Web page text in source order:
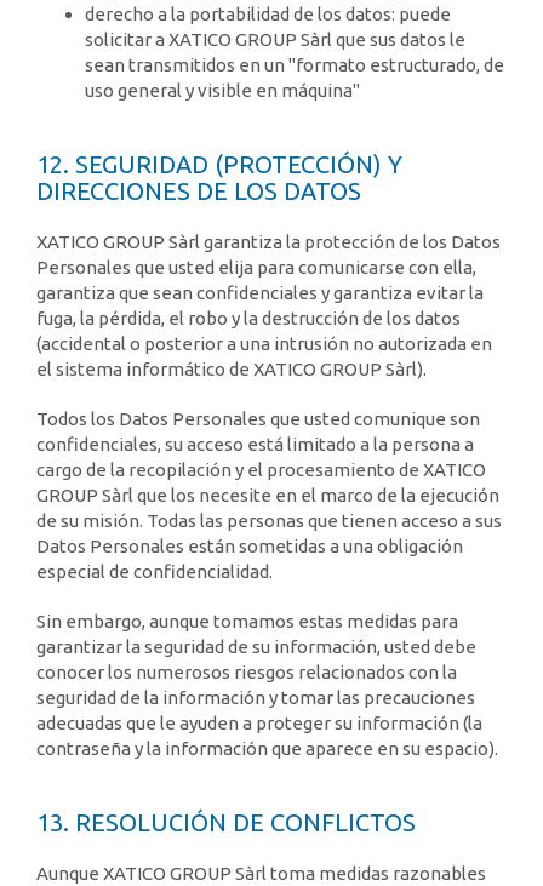
derecho a la portabilidad de los datos: puede
solicitar a XATICO GROUP Sàrl que sus datos le
sean transmitidos en un "formato estructurado, de
uso general y visible en máquina"
12. SEGURIDAD (PROTECCIÓN) Y
DIRECCIONES DE LOS DATOS
XATICO GROUP Sàrl garantiza la protección de los Datos
Personales que usted elija para comunicarse con ella,
garantiza que sean confidenciales y garantiza evitar la
fuga, la pérdida, el robo y la destrucción de los datos
(accidental o posterior a una intrusión no autorizada en
el sistema informático de XATICO GROUP Sàrl).
Todos los Datos Personales que usted comunique son
confidenciales, su acceso está limitado a la persona a
cargo de la recopilación y el procesamiento de XATICO
GROUP Sàrl que los necesite en el marco de la ejecución
de su misión. Todas las personas que tienen acceso a sus
Datos Personales están sometidas a una obligación
especial de confidencialidad.
Sin embargo, aunque tomamos estas medidas para
garantizar la seguridad de su información, usted debe
conocer los numerosos riesgos relacionados con la
seguridad de la información y tomar las precauciones
adecuadas que le ayuden a proteger su información (la
contraseña y la información que aparece en su espacio).
13. RESOLUCIÓN DE CONFLICTOS
Aunque XATICO GROUP Sàrl toma medidas razonables